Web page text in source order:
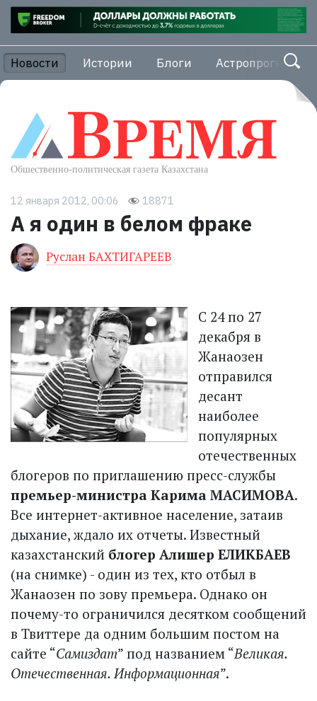
Новости Истории Блоги Астропрогноз
12 января 2012, 00:06 18871
А я один в белом фраке
Руслан БАХТИГАРЕЕВ
С 24 по 27
декабря в
Жанаозен
отправился
десант
наиболее
популярных
отечественных
блогеров по приглашению пресс-службы
премьер-министра Карима МАСИМОВА.
Все интернет-активное население, затаив
дыхание, ждало их отчеты. Известный
казахстанский блогер Алишер ЕЛИКБАЕВ
(на снимке) - один из тех, кто отбыл в
Жанаозен по зову премьера. Однако он
почему-то ограничился десятком сообщений
в Твиттере да одним большим постом на
сайте “Самиздат” под названием “Великая.
Отечественная. Информационная”.